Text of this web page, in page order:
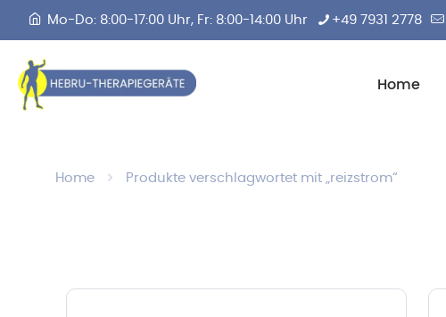
Mo-Do: 8:00-17:00 Uhr, Fr: 8:00-14:00 Uhr +49 7931 2778
Home
Home Produkte verschlagwortet mit „reizstrom“